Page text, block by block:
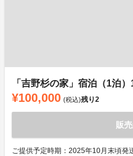
「吉野杉の家」宿泊（1泊
¥100,000 (税込)残り2
販
ご提供予定時期：2025年10月末頃発